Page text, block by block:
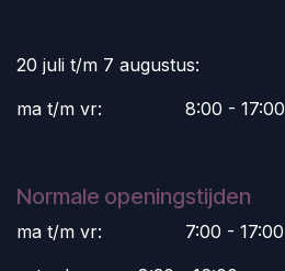
20 juli t/m 7 augustus:
ma t/m vr:
​8:00 - 17:00
Normale openingstijden
ma t/m vr:
​7:00 - 17:00